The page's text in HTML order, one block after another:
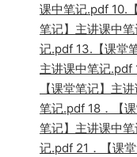
课中笔记.pdf 10.
笔记】主讲课中
记.pdf 13.【课堂
主讲课中笔记.pdf
【课堂笔记】主
笔记.pdf 18．【
笔记】主讲课中
记.pdf 21．【课